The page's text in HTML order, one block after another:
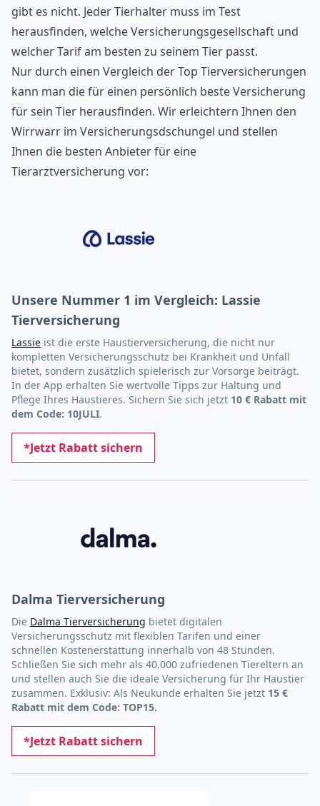
gibt es nicht. Jeder Tierhalter muss im Test
herausfinden, welche Versicherungsgesellschaft und
welcher Tarif am besten zu seinem Tier passt.
Nur durch einen Vergleich der Top Tierversicherungen
kann man die für einen persönlich beste Versicherung
für sein Tier herausfinden. Wir erleichtern Ihnen den
Wirrwarr im Versicherungsdschungel und stellen
Ihnen die besten Anbieter für eine
Tierarztversicherung vor:
Unsere Nummer 1 im Vergleich: Lassie
Tierversicherung
Lassie ist die erste Haustierversicherung, die nicht nur
kompletten Versicherungsschutz bei Krankheit und Unfall
bietet, sondern zusätzlich spielerisch zur Vorsorge beiträgt.
In der App erhalten Sie wertvolle Tipps zur Haltung und
Pflege Ihres Haustieres. Sichern Sie sich jetzt 10 € Rabatt mit
dem Code: 10JULI.
*Jetzt Rabatt sichern
Dalma Tierversicherung
Die Dalma Tierversicherung bietet digitalen
Versicherungsschutz mit flexiblen Tarifen und einer
schnellen Kostenerstattung innerhalb von 48 Stunden.
Schließen Sie sich mehr als 40.000 zufriedenen Tiereltern an
und stellen auch Sie die ideale Versicherung für Ihr Haustier
zusammen. Exklusiv: Als Neukunde erhalten Sie jetzt 15 €
Rabatt mit dem Code: TOP15.
*Jetzt Rabatt sichern